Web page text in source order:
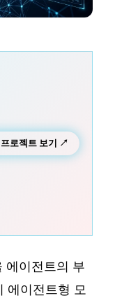
로젝트 보기 ↗
에이전트의 부
에이전트형 모